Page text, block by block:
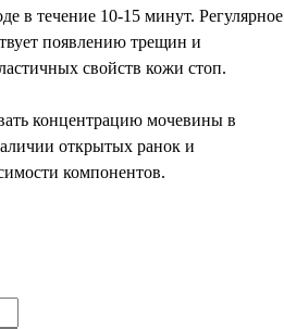
в течение 10-15 минут. Регулярное
появлению трещин и
свойств кожи стоп.
концентрацию мочевины в
открытых ранок и
компонентов.